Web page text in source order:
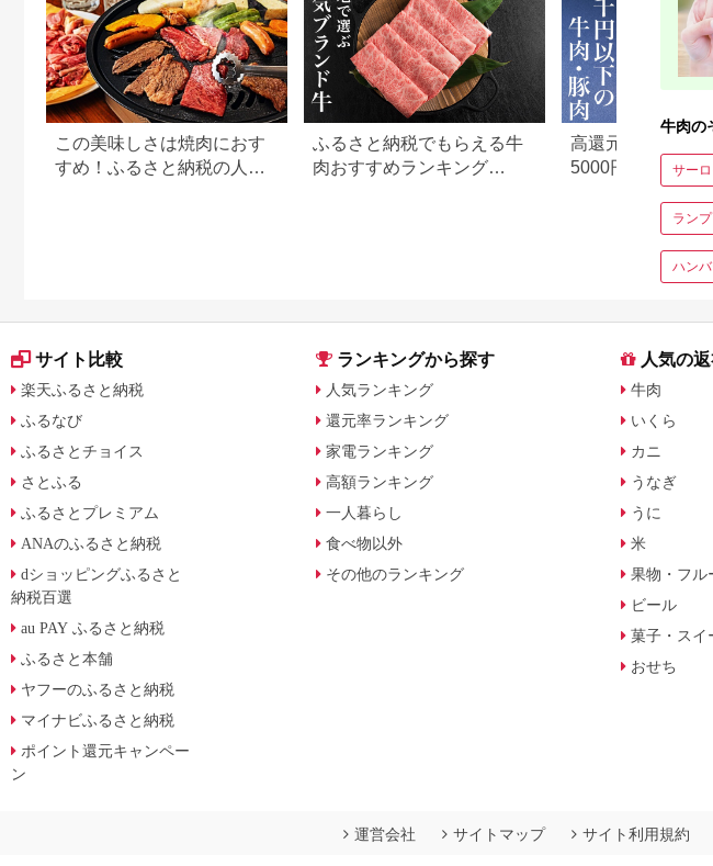
この美味しさは焼肉におす
すめ！ふるさと納税の人気
ふるさと納税でもらえる牛
肉おすすめランキング
高還元率！ふるさ
5000円以下でお
＆豚肉ランキン
牛肉の
サー
ラン
ハンバ
サイト比較
楽天ふるさと納税
ふるなび
ふるさとチョイス
さとふる
ふるさとプレミアム
ANAのふるさと納税
dショッピングふるさと
納税百選
au PAY ふるさと納税
ふるさと本舗
ヤフーのふるさと納税
マイナビふるさと納税
ポイント還元キャンペー
ン
ランキングから探す
人気ランキング
還元率ランキング
家電ランキング
高額ランキング
一人暮らし
食べ物以外
その他のランキング
人気の
牛肉
いくら
カニ
うなぎ
うに
米
果物・フル
ビール
菓子・スイ
おせち
運営会社 サイトマップ サイト利用規約